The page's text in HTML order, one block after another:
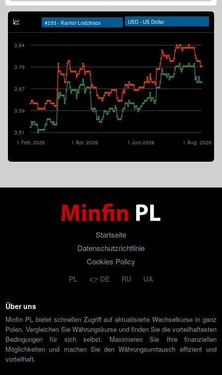
3.51
3.59
3.67
3.76
3.84
1 Aug. 2026
1 Juni 2026
1 Apr. 2026
1 Feb. 2026
Startseite
Datenschutzrichtlinie
Cookies Policy
PL DE RU UA
Über uns
Minfin PL bietet schnellen Zugriff auf aktualisierte Wechselkurse in ganz
Polen. Vergleichen Sie Währungskurse und finden Sie die vorteilhaftesten
Bedingungen für sich selbst. Maximieren Sie Ihre finanziellen
Möglichkeiten und machen Sie den Währungsumtausch effizient und
vorteilhaft.